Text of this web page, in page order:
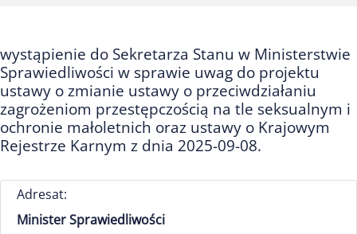
wystąpienie do Sekretarza Stanu w Ministerstwie
Sprawiedliwości w sprawie uwag do projektu
ustawy o zmianie ustawy o przeciwdziałaniu
zagrożeniom przestępczością na tle seksualnym i
ochronie małoletnich oraz ustawy o Krajowym
Rejestrze Karnym z dnia 2025-09-08.
Adresat:
Minister Sprawiedliwości